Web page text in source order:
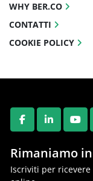
FACEBOOK
LINKEDIN
Rimaniamo
Iscriviti per
WHY BER.CO
CONTATTI
COOKIE POLICY